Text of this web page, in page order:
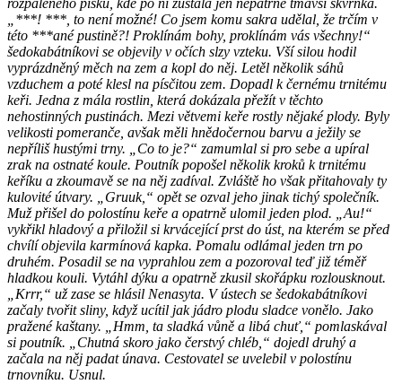
rozpáleného písku, kde po ní zůstala jen nepatrně tmavší skvrnka.
„***! ***, to není možné! Co jsem komu sakra udělal, že trčím v
této ***ané pustině?! Proklínám bohy, proklínám vás všechny!“
šedokabátníkovi se objevily v očích slzy vzteku. Vší silou hodil
vyprázdněný měch na zem a kopl do něj. Letěl několik sáhů
vzduchem a poté klesl na písčitou zem. Dopadl k černému trnitému
keři. Jedna z mála rostlin, která dokázala přežít v těchto
nehostinných pustinách. Mezi větvemi keře rostly nějaké plody. Byly
velikosti pomeranče, avšak měli hnědočernou barvu a ježily se
nepříliš hustými trny. „Co to je?“ zamumlal si pro sebe a upíral
zrak na ostnaté koule. Poutník popošel několik kroků k trnitému
keříku a zkoumavě se na něj zadíval. Zvláště ho však přitahovaly ty
kulovité útvary. „Gruuk,“ opět se ozval jeho jinak tichý společník.
Muž přišel do polostínu keře a opatrně ulomil jeden plod. „Au!“
vykřikl hladový a přiložil si krvácející prst do úst, na kterém se před
chvílí objevila karmínová kapka. Pomalu odlámal jeden trn po
druhém. Posadil se na vyprahlou zem a pozoroval teď již téměř
hladkou kouli. Vytáhl dýku a opatrně zkusil skořápku rozlousknout.
„Krrr,“ už zase se hlásil Nenasyta. V ústech se šedokabátníkovi
začaly tvořit sliny, když ucítil jak jádro plodu sladce vonělo. Jako
pražené kaštany. „Hmm, ta sladká vůně a libá chuť,“ pomlaskával
si poutník. „Chutná skoro jako čerstvý chléb,“ dojedl druhý a
začala na něj padat únava. Cestovatel se uvelebil v polostínu
trnovníku. Usnul.